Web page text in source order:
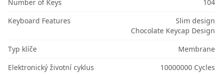
Number of Keys
104
Keyboard Features
Slim design
Chocolate Keycap Design
Typ klíče
Membrane
Elektronický životní cyklus
10000000 Cycles